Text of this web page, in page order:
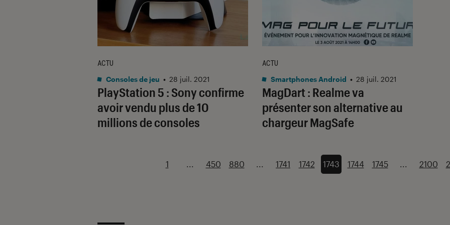
PlayStation 5 : Sony confirme
avoir vendu plus de 10
millions de consoles
ACTU
Consoles de jeu • 28 juil. 2021
MagDart : Realme va
présenter son alternative au
chargeur MagSafe
ACTU
Smartphones Android • 28 juil. 2021
1 ... 450 880 ... 1741 1742 1743 1744 1745 ... 2100